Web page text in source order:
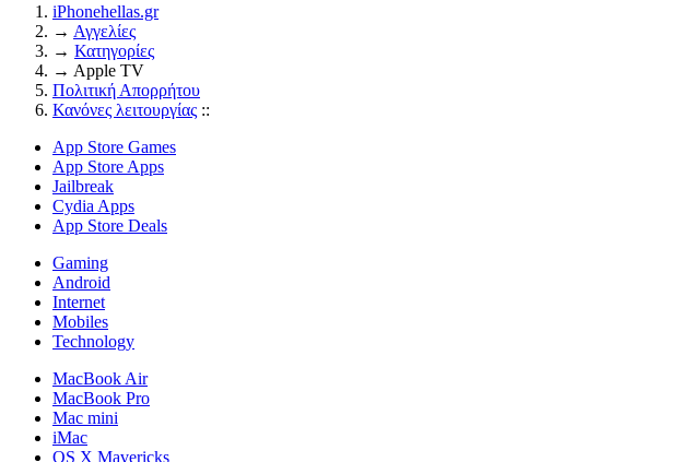
iPhonehellas.gr
→ Αγγελίες
→ Κατηγορίες
→ Apple TV
Πολιτική Απορρήτου
Κανόνες λειτουργίας ::
App Store Games
App Store Apps
Jailbreak
Cydia Apps
App Store Deals
Gaming
Android
Internet
Mobiles
Technology
MacBook Air
MacBook Pro
Mac mini
iMac
OS X Mavericks